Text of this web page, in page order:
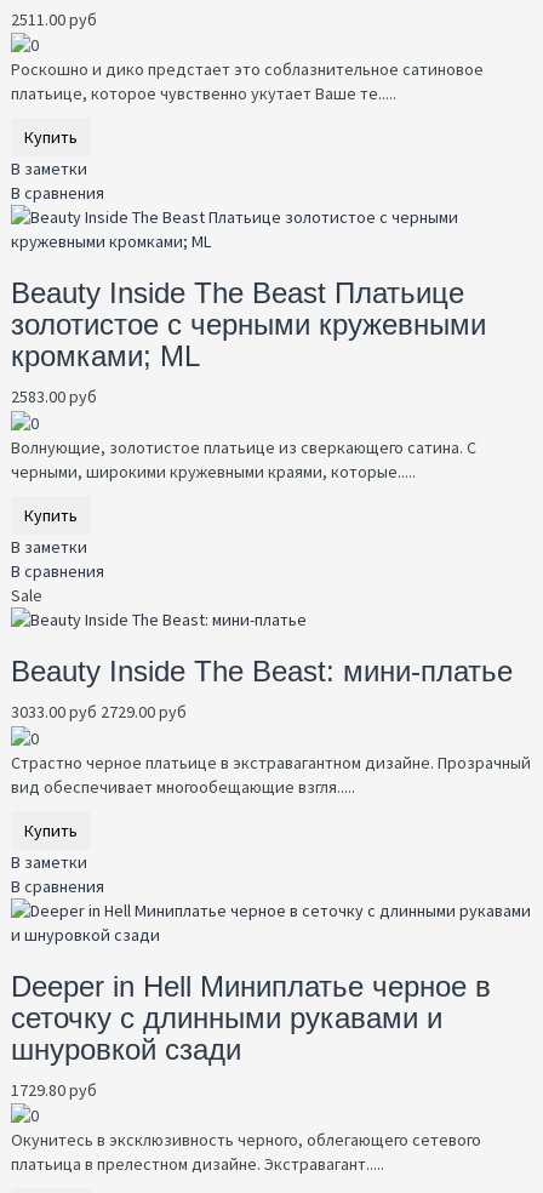
2511.00 руб
Роскошно и дико предстает это соблазнительное сатиновое
платьице, которое чувственно укутает Ваше те.....
Купить
В заметки
В сравнения
Beauty Inside The Beast Платьице
золотистое с черными кружевными
кромками; ML
2583.00 руб
Волнующие, золотистое платьице из сверкающего сатина. С
черными, широкими кружевными краями, которые.....
Купить
В заметки
В сравнения
Sale
Beauty Inside The Beast: мини-платье
3033.00 руб 2729.00 руб
Страстно черное платьице в экстравагантном дизайне. Прозрачный
вид обеспечивает многообещающие взгля.....
Купить
В заметки
В сравнения
Deeper in Hell Миниплатье черное в
сеточку с длинными рукавами и
шнуровкой сзади
1729.80 руб
Окунитесь в эксклюзивность черного, облегающего сетевого
платьица в прелестном дизайне. Экстравагант.....